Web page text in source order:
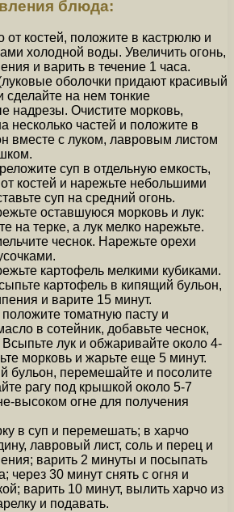
блюда:
от костей, положите в кастрюлю и
холодной воды. Увеличить огонь,
и варить в течение 1 часа.
оболочки придают красивый
сделайте на нем тонкие
надрезы. Очистите морковь,
несколько частей и положите в
вместе с луком, лавровым листом
суп в отдельную емкость,
костей и нарежьте небольшими
суп на средний огонь.
оставшуюся морковь и лук:
на терке, а лук мелко нарежьте.
чеснок. Нарежьте орехи
картофель мелкими кубиками.
картофель в кипящий бульон,
и варите 15 минут.
томатную пасту и
в сотейник, добавьте чеснок,
лук и обжаривайте около 4-
морковь и жарьте еще 5 минут.
бульон, перемешайте и посолите
рагу под крышкой около 5-7
высоком огне для получения
в суп и перемешать; в харчо
лавровый лист, соль и перец и
варить 2 минуты и посыпать
через 30 минут снять с огня и
варить 10 минут, вылить харчо из
и подавать.